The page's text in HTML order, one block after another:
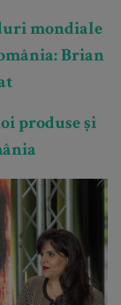
mondiale
Brian
produse și